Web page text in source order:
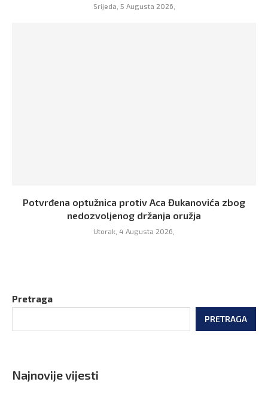
Srijeda, 5 Augusta 2026,
Potvrđena optužnica protiv Aca Đukanovića zbog
nedozvoljenog držanja oružja
Utorak, 4 Augusta 2026,
Pretraga
PRETRAGA
Najnovije vijesti